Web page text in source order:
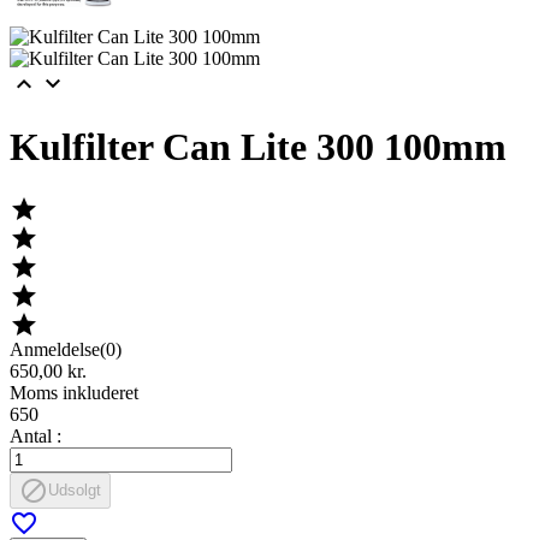
 
Kulfilter Can Lite 300 100mm





Anmeldelse(0)
650,00 kr.
Moms inkluderet
650
Antal :
 Udsolgt
